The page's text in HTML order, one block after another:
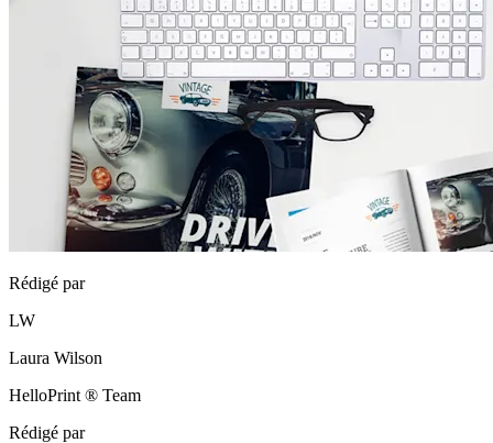
Rédigé par
LW
Laura Wilson
HelloPrint ® Team
Rédigé par